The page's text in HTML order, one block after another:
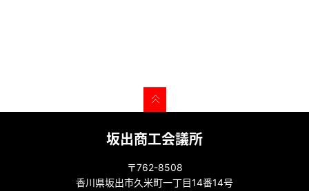
坂出商工会議所
〒762-8508
香川県坂出市久米町一丁目14番14号